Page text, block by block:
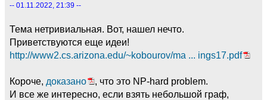
-- 01.11.2022, 21:39 --
Тема нетривиальная. Вот, нашел нечто.
Приветствуются еще идеи!
http://www2.cs.arizona.edu/~kobourov/ma ... ings17.pdf
Короче, доказано
, что это NP-hard problem.
И все же интересно, если взять небольшой граф,